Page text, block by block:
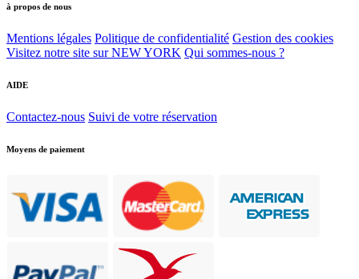
à propos de nous
Mentions légales Politique de confidentialité Gestion des cookies
Visitez notre site sur NEW YORK Qui sommes-nous ?
AIDE
Contactez-nous Suivi de votre réservation
Moyens de paiement